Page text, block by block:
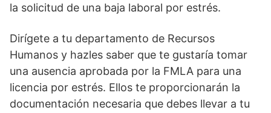
la solicitud de una baja laboral por estrés.
Dirígete a tu departamento de Recursos
Humanos y hazles saber que te gustaría tomar
una ausencia aprobada por la FMLA para una
licencia por estrés. Ellos te proporcionarán la
documentación necesaria que debes llevar a tu